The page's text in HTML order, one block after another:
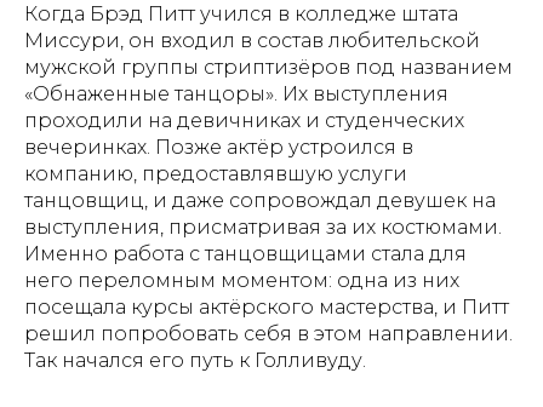
Когда Брэд Питт учился в колледже штата
Миссури, он входил в состав любительской
мужской группы стриптизёров под названием
«Обнаженные танцоры». Их выступления
проходили на девичниках и студенческих
вечеринках. Позже актёр устроился в
компанию, предоставлявшую услуги
танцовщиц, и даже сопровождал девушек на
выступления, присматривая за их костюмами.
Именно работа с танцовщицами стала для
него переломным моментом: одна из них
посещала курсы актёрского мастерства, и Питт
решил попробовать себя в этом направлении.
Так начался его путь к Голливуду.